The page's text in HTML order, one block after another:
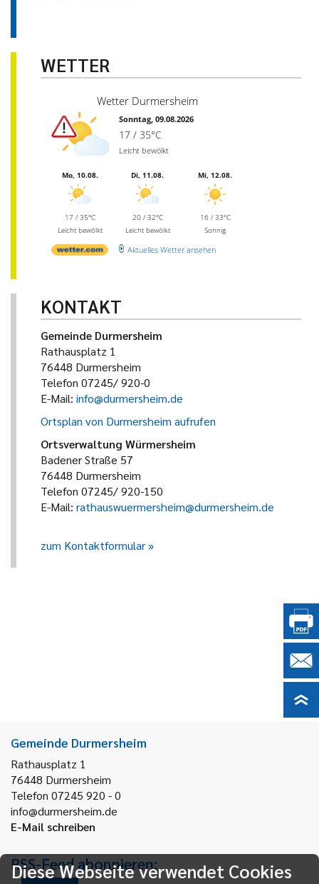
WETTER
Wetter Durmersheim
Sonntag, 09.08.2026
17 / 35°C
Leicht bewölkt
Mo, 10.08.
17 / 35°C
Leicht bewölkt
Di, 11.08.
20 / 32°C
Leicht bewölkt
Mi, 12.08.
16 / 33°C
Sonnig
Aktuelles Wetter ansehen
KONTAKT
Gemeinde Durmersheim
Rathausplatz 1
76448 Durmersheim
Telefon 07245/ 920-0
E-Mail: info@durmersheim.de
Ortsplan von Durmersheim aufrufen
Ortsverwaltung Würmersheim
Badener Straße 57
76448 Durmersheim
Telefon 07245/ 920-150
E-Mail: rathauswuermersheim@durmersheim.de
zum Kontaktformular
Gemeinde Durmersheim
Rathausplatz 1
76448 Durmersheim
Telefon 07245 920 - 0
info@durmersheim.de
E-Mail schreiben
RSS-Feed abonnieren:
Diese Webseite verwendet Cookies